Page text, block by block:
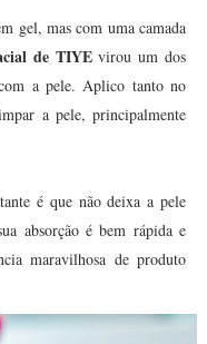
gel, mas com uma camada
de TIYEvirou um dos
a pele. Aplico tanto no
a pele, principalmente
é que não deixa a pele
absorção é bem rápida e
maravilhosa de produto